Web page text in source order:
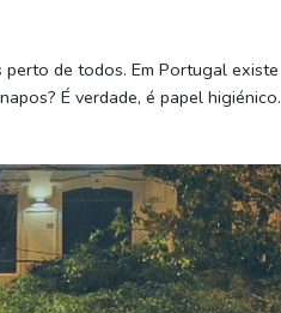
de todos. Em Portugal existe
É verdade, é papel higiénico.